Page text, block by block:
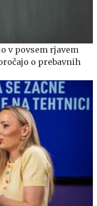
v povsem rjavem
o prebavnih